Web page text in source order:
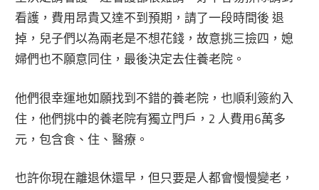
看護，費用昂貴又達不到預期，請了一段時間後 退
掉，兒子們以為兩老是不想花錢，故意挑三撿四，媳
婦們也不願意同住，最後決定去住養老院。
他們很幸運地如願找到不錯的養老院，也順利簽約入
住，他們挑中的養老院有獨立門戶，2 人費用6萬多
元，包含食、住、醫療。
也許你現在離退休還早，但只要是人都會慢慢變老，